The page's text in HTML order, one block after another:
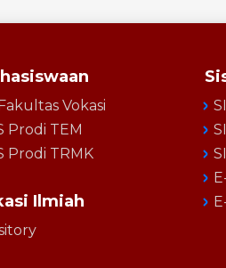
Vokasi
Prodi TEM
Prodi TRMK
Ilmiah